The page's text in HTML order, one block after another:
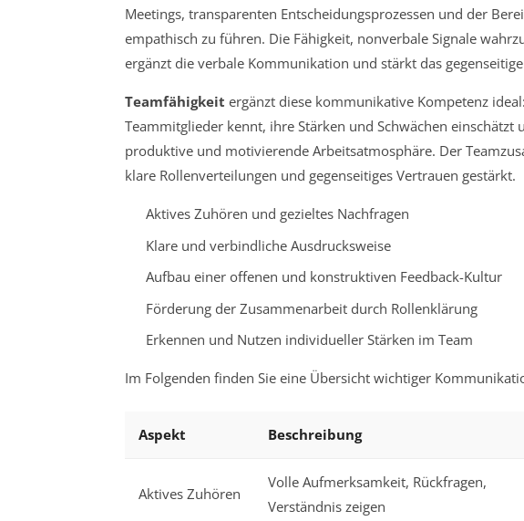
Meetings, transparenten Entscheidungsprozessen und der
empathisch zu führen. Die Fähigkeit, nonverbale Signale
ergänzt die verbale Kommunikation und stärkt das
Teamfähigkeit ergänzt diese kommunikative Kompetenz
Teammitglieder kennt, ihre Stärken und Schwächen
produktive und motivierende Arbeitsatmosphäre. Der
klare Rollenverteilungen und gegenseitiges Vertrauen gestärkt.
Aktives Zuhören und gezieltes Nachfragen
Klare und verbindliche Ausdrucksweise
Aufbau einer offenen und konstruktiven Feedback-Kultur
Förderung der Zusammenarbeit durch Rollenklärung
Erkennen und Nutzen individueller Stärken im Team
Im Folgenden finden Sie eine Übersicht wichtiger
Aspekt Beschreibung
Aktives Zuhören
Volle Aufmerksamkeit, Rückfragen,
Verständnis zeigen